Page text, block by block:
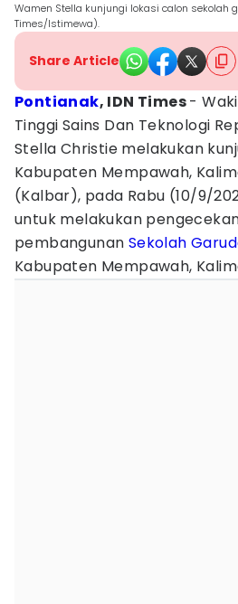
Wamen Stella kunjungi lokasi calon sekolah
Times/Istimewa).
Share Article
Pontianak, IDN Times-
Tinggi Sains Dan Teknologi
Stella Christie melakukan
Kabupaten Mempawah,
(Kalbar), pada Rabu (10/9/
untuk melakukan
pembangunan Sekolah
Kabupaten Mempawah,